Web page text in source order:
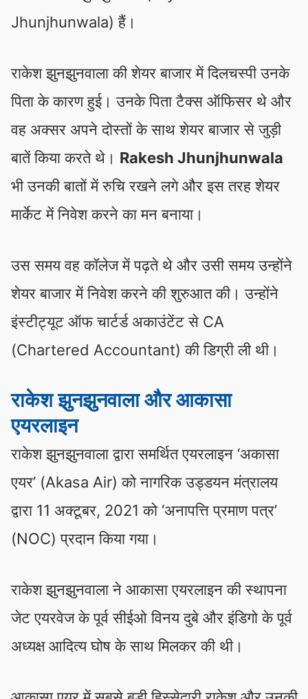
Jhunjhunwala) हैं।
राकेश झुनझुनवाला की शेयर बाजार में दिलचस्पी उनके
पिता के कारण हुई। उनके पिता टैक्‍स ऑफिसर थे और
वह अक्‍सर अपने दोस्‍तों के साथ शेयर बाजार से जुड़ी
बातें किया करते थे। Rakesh Jhunjhunwala
भी उनकी बातों में रुचि रखने लगे और इस तरह शेयर
मार्केट में निवेश करने का मन बनाया।
उस समय वह कॉलेज में पढ़ते थे और उसी समय उन्होंने
शेयर बाजार में निवेश करने की शुरुआत की। उन्होंने
इंस्‍टीट्यूट ऑफ चार्टर्ड अकाउंटेंट से CA
(Chartered Accountant) की डिग्री ली थी।
राकेश झुनझुनवाला और आकासा
एयरलाइन
राकेश झुनझुनवाला द्वारा समर्थित एयरलाइन ‘अकासा
एयर’ (Akasa Air) को नागरिक उड्डयन मंत्रालय
द्वारा 11 अक्टूबर, 2021 को ‘अनापत्ति प्रमाण पत्र’
(NOC) प्रदान किया गया।
राकेश झुनझुनवाला ने आकासा एयरलाइन की स्थापना
जेट एयरवेज के पूर्व सीईओ विनय दुबे और इंडिगो के पूर्व
अध्यक्ष आदित्य घोष के साथ मिलकर की थी।